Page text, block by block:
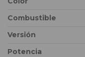
Combustible
Versión
Potencia